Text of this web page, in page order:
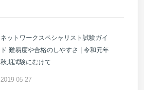
ネットワークスペシャリスト試験ガイ
ド 難易度や合格のしやすさ | 令和元年
秋期試験にむけて
2019-05-27